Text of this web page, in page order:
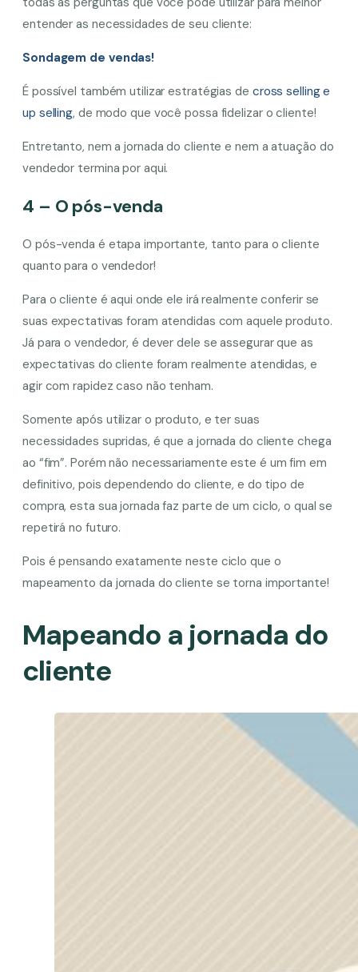
entender as necessidades de seu cliente:
Sondagem de vendas!
É possível também utilizar estratégias de cross selling e
up selling, de modo que você possa fidelizar o cliente!
Entretanto, nem a jornada do cliente e nem a atuação do
vendedor termina por aqui.
4 – O pós-venda
O pós-venda é etapa importante, tanto para o cliente
quanto para o vendedor!
Para o cliente é aqui onde ele irá realmente conferir se
suas expectativas foram atendidas com aquele produto.
Já para o vendedor, é dever dele se assegurar que as
expectativas do cliente foram realmente atendidas, e
agir com rapidez caso não tenham.
Somente após utilizar o produto, e ter suas
necessidades supridas, é que a jornada do cliente chega
ao “fim”. Porém não necessariamente este é um fim em
definitivo, pois dependendo do cliente, e do tipo de
compra, esta sua jornada faz parte de um ciclo, o qual se
repetirá no futuro.
Pois é pensando exatamente neste ciclo que o
mapeamento da jornada do cliente se torna importante!
Mapeando a jornada do
cliente